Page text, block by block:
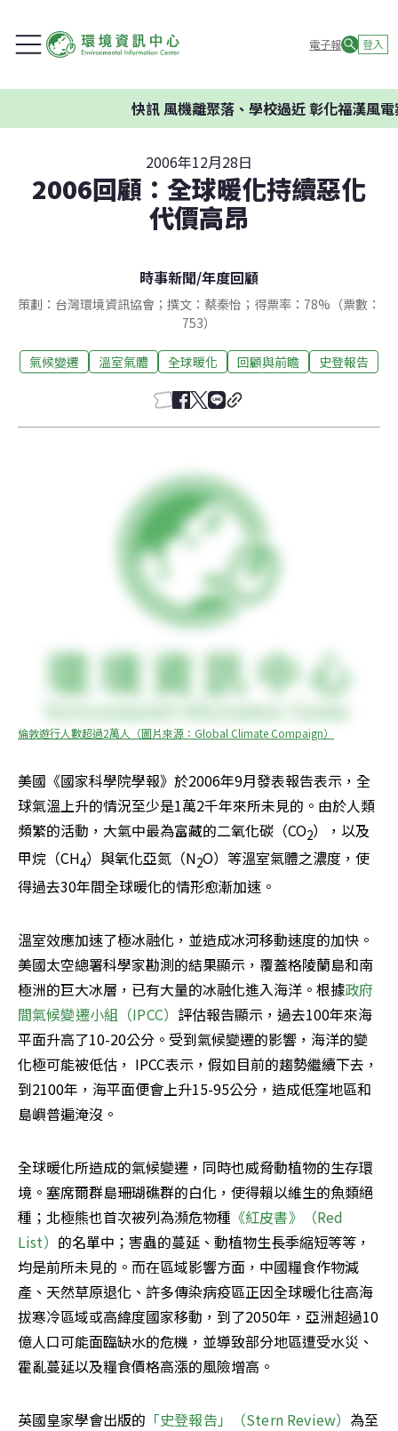
電子報 登入
快訊風機離聚落、學校過近 彰化福漢風電
2006年12月28日
2006回顧：全球暖化持續惡化
代價高昂
時事新聞/年度回顧
策劃：台灣環境資訊協會；撰文：蔡秦怡；得票率：78%（票數：
753）
氣候變遷 溫室氣體 全球暖化 回顧與前瞻 史登報告
倫敦遊行人數超過2萬人（圖片來源：Global Climate Compaign）
美國《國家科學院學報》於2006年9月發表報告表示，全
球氣溫上升的情況至少是1萬2千年來所未見的。由於人類
頻繁的活動，大氣中最為富藏的二氧化碳（CO2），以及
甲烷（CH4）與氧化亞氮（N2O）等溫室氣體之濃度，使
得過去30年間全球暖化的情形愈漸加速。
溫室效應加速了極冰融化，並造成冰河移動速度的加快。
美國太空總署科學家勘測的結果顯示，覆蓋格陵蘭島和南
極洲的巨大冰層，已有大量的冰融化進入海洋。根據政府
間氣候變遷小組（IPCC） 評估報告顯示，過去100年來海
平面升高了10-20公分。受到氣候變遷的影響，海洋的變
化極可能被低估， IPCC表示，假如目前的趨勢繼續下去，
到2100年，海平面便會上升15-95公分，造成低窪地區和
島嶼普遍淹沒。
全球暖化所造成的氣候變遷，同時也威脅動植物的生存環
境。塞席爾群島珊瑚礁群的白化，使得賴以維生的魚類絕
種；北極熊也首次被列為瀕危物種 《紅皮書》（Red
List） 的名單中；害蟲的蔓延、動植物生長季縮短等等，
均是前所未見的。而在區域影響方面，中國糧食作物減
產、天然草原退化、許多傳染病疫區正因全球暖化往高海
拔寒冷區域或高緯度國家移動，到了2050年，亞洲超過10
億人口可能面臨缺水的危機，並導致部分地區遭受水災、
霍亂蔓延以及糧食價格高漲的風險增高。
英國皇家學會出版的 「史登報告」（Stern Review） 為至